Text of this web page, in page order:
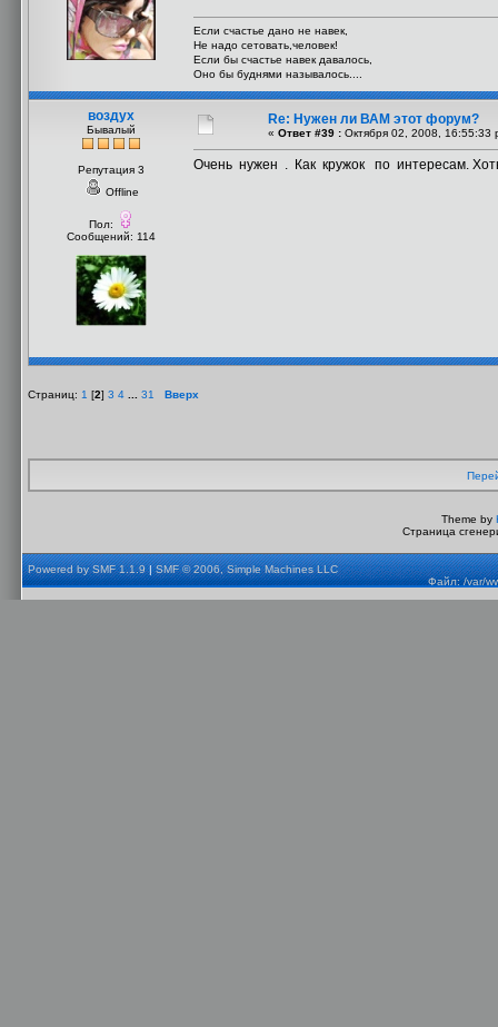
Если счастье дано не навек,
Не надо сетовать,человек!
Если бы счастье навек давалось,
Оно бы буднями называлось....
воздух
Бывалый
Репутация 3
Offline
Пол:
Сообщений: 114
Re: Нужен ли ВАМ этот форум?
« Ответ #39 : Октября 02, 2008, 16:55:33
Очень нужен . Как кружок по интересам.
Страниц: 1 [2] 3 4 31 Вверх
Theme by
Страница
Powered by SMF 1.1.9|SMF © 2006, Simple Machines LLC
Файл: /var/